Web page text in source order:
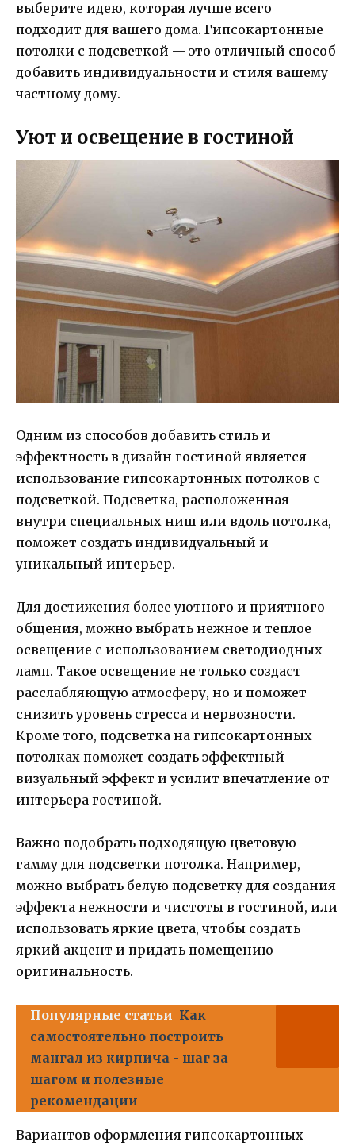
выберите идею, которая лучше всего
подходит для вашего дома. Гипсокартонные
потолки с подсветкой — это отличный способ
добавить индивидуальности и стиля вашему
частному дому.
Уют и освещение в гостиной
Одним из способов добавить стиль и
эффектность в дизайн гостиной является
использование гипсокартонных потолков с
подсветкой. Подсветка, расположенная
внутри специальных ниш или вдоль потолка,
поможет создать индивидуальный и
уникальный интерьер.
Для достижения более уютного и приятного
общения, можно выбрать нежное и теплое
освещение с использованием светодиодных
ламп. Такое освещение не только создаст
расслабляющую атмосферу, но и поможет
снизить уровень стресса и нервозности.
Кроме того, подсветка на гипсокартонных
потолках поможет создать эффектный
визуальный эффект и усилит впечатление от
интерьера гостиной.
Важно подобрать подходящую цветовую
гамму для подсветки потолка. Например,
можно выбрать белую подсветку для создания
эффекта нежности и чистоты в гостиной, или
использовать яркие цвета, чтобы создать
яркий акцент и придать помещению
оригинальность.
Популярные статьи Как
самостоятельно построить
мангал из кирпича - шаг за
шагом и полезные
рекомендации
Вариантов оформления гипсокартонных